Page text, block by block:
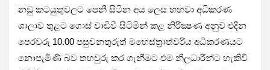
නඩු කටයුතුවලට පෙනී සිටින අය ලෙස හඟවා අධිකරණ
ශාලාව තුළට ගොස් වාඩිවී සිටිමින් කළ නිරීක්‍ෂණ අනුව එදින
පෙරවරු 10.00 පසුවනතුරුත් මහෙස්ත්‍රාත්වරිය අධිකරණයට
නොපැමිණි බව තහවුරු කර ගැනීමට එම නිලධාරීන්ට හැකිවී